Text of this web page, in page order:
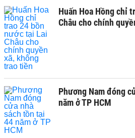
Huấn Hoa Hồng chỉ
Châu cho chính
Phương Nam đóng
năm ở TP HCM